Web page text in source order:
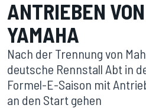
ANTRIEBEN
YAMAHA
Nach der Trennung von
deutsche Rennstall Abt in
Formel-E-Saison mit
an den Start gehen